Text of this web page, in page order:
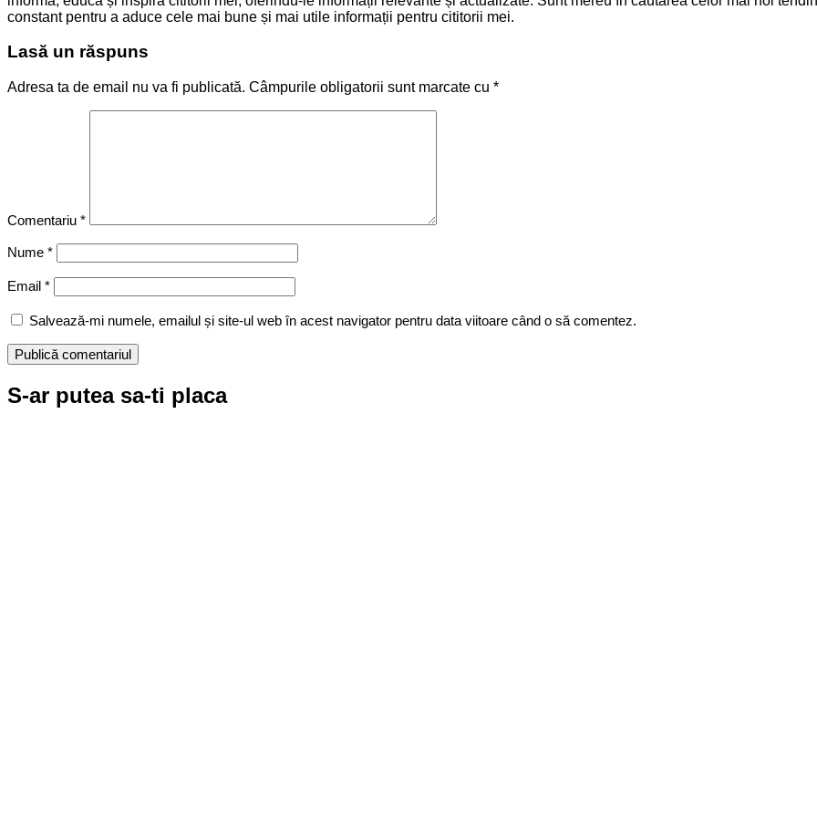
constant pentru a aduce cele mai bune și mai utile informații pentru cititorii mei.
Lasă un răspuns
Adresa ta de email nu va fi publicată. Câmpurile obligatorii sunt marcate cu *
Comentariu *
Nume *
Email *
Salvează-mi numele, emailul și site-ul web în acest navigator pentru data viitoare când o să comentez.
S-ar putea sa-ti placa